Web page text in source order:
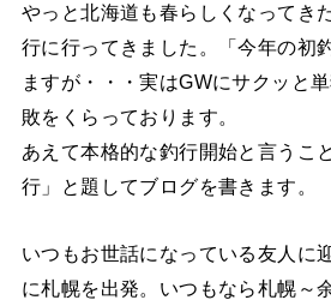
やっと北海道も春らしくなってき
行に行ってきました。「今年の初
ますが・・・実はGWにサクッと
敗をくらっております。
あえて本格的な釣行開始と言うこ
行」と題してブログを書きます。
いつもお世話になっている友人に
に札幌を出発。いつもなら札幌～